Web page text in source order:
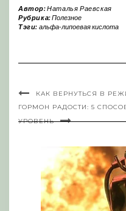
Автор:Наталья Раевская
Рубрика:Полезное
Тэги: альфа-липоевая кислота
КАК ВЕРНУТЬСЯ В
ГОРМОН РАДОСТИ: 5
УРОВЕНЬ